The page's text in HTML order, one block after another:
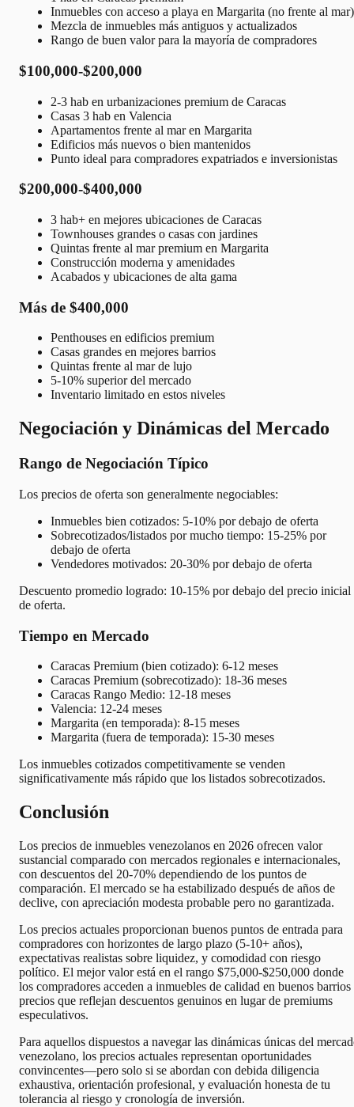
Inmuebles con acceso a playa en Margarita (no frente al mar)
Mezcla de inmuebles más antiguos y actualizados
Rango de buen valor para la mayoría de compradores
$100,000-$200,000
2-3 hab en urbanizaciones premium de Caracas
Casas 3 hab en Valencia
Apartamentos frente al mar en Margarita
Edificios más nuevos o bien mantenidos
Punto ideal para compradores expatriados e inversionistas
$200,000-$400,000
3 hab+ en mejores ubicaciones de Caracas
Townhouses grandes o casas con jardines
Quintas frente al mar premium en Margarita
Construcción moderna y amenidades
Acabados y ubicaciones de alta gama
Más de $400,000
Penthouses en edificios premium
Casas grandes en mejores barrios
Quintas frente al mar de lujo
5-10% superior del mercado
Inventario limitado en estos niveles
Negociación y Dinámicas del Mercado
Rango de Negociación Típico
Los precios de oferta son generalmente negociables:
Inmuebles bien cotizados: 5-10% por debajo de oferta
Sobrecotizados/listados por mucho tiempo: 15-25% por
debajo de oferta
Vendedores motivados: 20-30% por debajo de oferta
Descuento promedio logrado: 10-15% por debajo del precio inicial
de oferta.
Tiempo en Mercado
Caracas Premium (bien cotizado): 6-12 meses
Caracas Premium (sobrecotizado): 18-36 meses
Caracas Rango Medio: 12-18 meses
Valencia: 12-24 meses
Margarita (en temporada): 8-15 meses
Margarita (fuera de temporada): 15-30 meses
Los inmuebles cotizados competitivamente se venden
significativamente más rápido que los listados sobrecotizados.
Conclusión
Los precios de inmuebles venezolanos en 2026 ofrecen valor
sustancial comparado con mercados regionales e internacionales,
con descuentos del 20-70% dependiendo de los puntos de
comparación. El mercado se ha estabilizado después de años de
declive, con apreciación modesta probable pero no garantizada.
Los precios actuales proporcionan buenos puntos de entrada para
compradores con horizontes de largo plazo (5-10+ años),
expectativas realistas sobre liquidez, y comodidad con riesgo
político. El mejor valor está en el rango $75,000-$250,000 donde
los compradores acceden a inmuebles de calidad en buenos barrios
precios que reflejan descuentos genuinos en lugar de premiums
especulativos.
Para aquellos dispuestos a navegar las dinámicas únicas del
venezolano, los precios actuales representan oportunidades
convincentes—pero solo si se abordan con debida diligencia
exhaustiva, orientación profesional, y evaluación honesta de tu
tolerancia al riesgo y cronología de inversión.